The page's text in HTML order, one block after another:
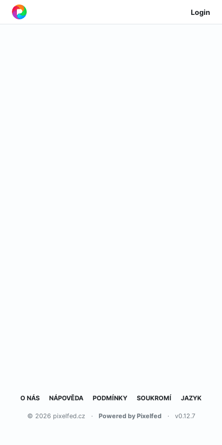
Login
O NÁS NÁPOVĚDA PODMÍNKY SOUKROMÍ JAZYK
© 2026 pixelfed.cz · Powered by Pixelfed · v0.12.7